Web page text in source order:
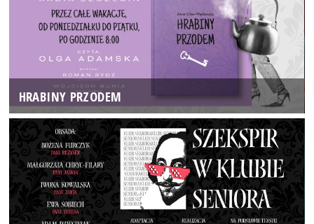
HRABINY PRZODEM